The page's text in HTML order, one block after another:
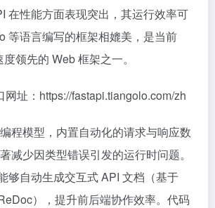
在性能方面表现突出，其运行效率可
等语言编写的框架相媲美，是当前
领先的 Web 框架之一。
网址：https://fastapi.tiangolo.com/zh
程模型，内置自动化的请求与响应数
减少因类型错误引发的运行时问题。
够自动生成交互式 API 文档（基于
），提升前后端协作效率。代码